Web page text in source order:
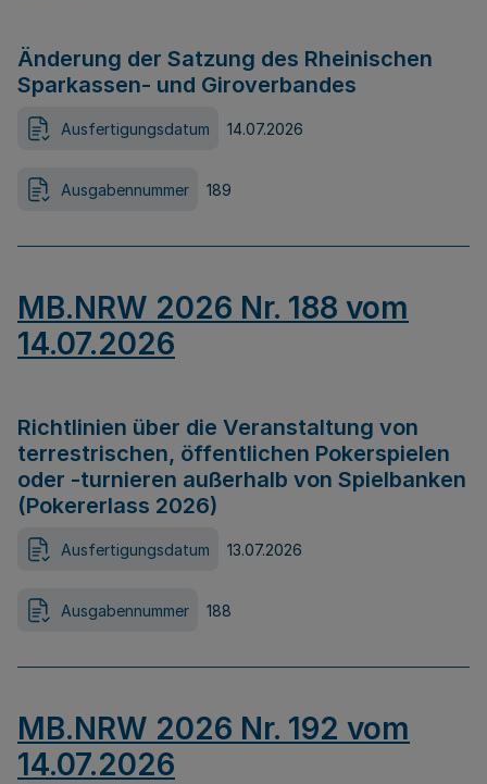
Änderung der Satzung des Rheinischen
Sparkassen- und Giroverbandes
Ausfertigungsdatum 14.07.2026
Ausgabennummer 189
MB.NRW 2026 Nr. 188 vom
14.07.2026
Richtlinien über die Veranstaltung von
terrestrischen, öffentlichen Pokerspielen
oder -turnieren außerhalb von Spielbanken
(Pokererlass 2026)
Ausfertigungsdatum 13.07.2026
Ausgabennummer 188
MB.NRW 2026 Nr. 192 vom
14.07.2026